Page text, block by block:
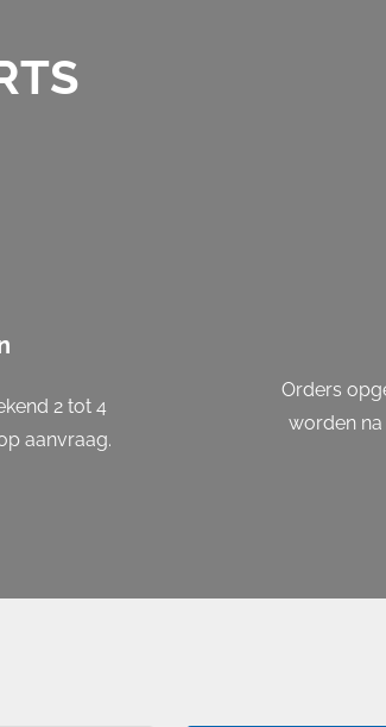
2 tot 4
aanvraag.
Orders
worden